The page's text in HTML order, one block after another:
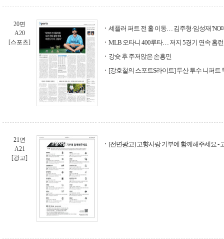
20면
A20
[스포츠]
셰플러 퍼트 전 홀 이동… 김주형·임성재 'NO
MLB 오타니 400루타… 저지 5경기 연속 홈런
강슛 후 주저앉은 손흥민
[강호철의 스포트S라이트] 두산 투수 니퍼트
21면
A21
[광고]
[전면광고] 고향사랑 기부에 함께해주세요 -